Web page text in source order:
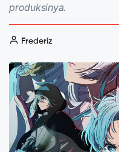
produksinya.
Frederiz